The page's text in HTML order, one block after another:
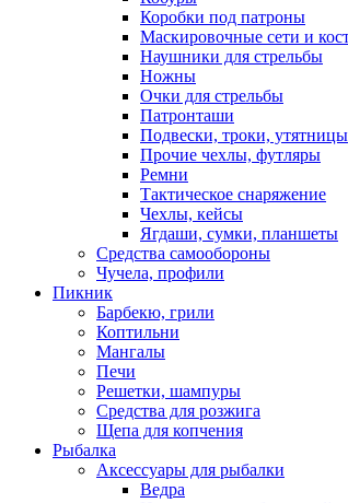
Коробки под патроны
Маскировочные сети и
Наушники для стрельбы
Ножны
Очки для стрельбы
Патронташи
Подвески, троки, утятницы
Прочие чехлы, футляры
Ремни
Тактическое снаряжение
Чехлы, кейсы
Ягдаши, сумки, планшеты
Средства самообороны
Чучела, профили
Пикник
Барбекю, грили
Коптильни
Мангалы
Печи
Решетки, шампуры
Средства для розжига
Щепа для копчения
Рыбалка
Аксессуары для рыбалки
Ведра